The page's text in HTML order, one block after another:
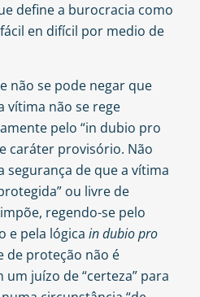
define a burocracia como
en difícil por medio de
não se pode negar que
vítima não se rege
pelo “in dubio pro
caráter provisório. Não
segurança de que a vítima
ou livre de
regendo-se pelo
e pela lógica in dubio pro
de proteção não é
juízo de “certeza” para